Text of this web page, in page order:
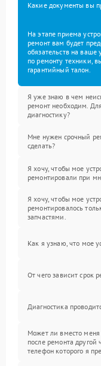
Какие документы вы
На этапе приема
ремонт вам будет
обязательств на ваше
по ремонту техники,
гарантийный талон.
Я уже знаю в чем
ремонт необходим.
диагностику?
Мне нужен срочный
сделать?
Я хочу, чтобы мое
ремонтировали при
Я хочу, чтобы мое
ремонтировалось
запчастями.
Как я узнаю, что мое
От чего зависит срок
Диагностика
Может ли вместо меня
после ремонта другой
телефон которого я